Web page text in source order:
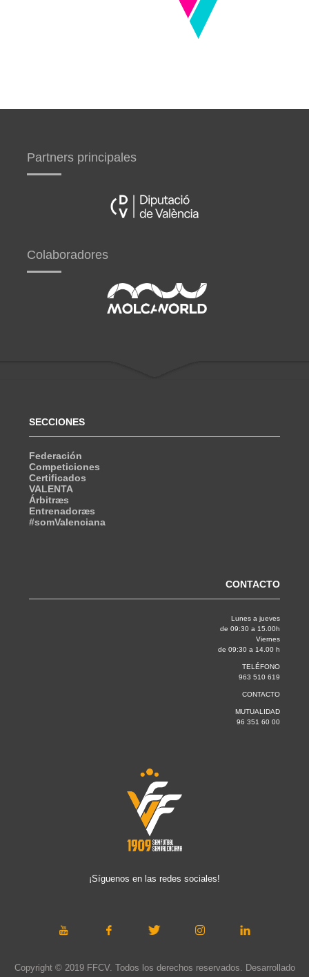
Partners principales
Colaboradores
SECCIONES
Federación
Competiciones
Certificados
VALENTA
Árbitræs
Entrenadoræs
#somValenciana
CONTACTO
Lunes a jueves
de 09:30 a 15.00h
Viernes
de 09:30 a 14.00 h
TELÉFONO
963 510 619
CONTACTO
MUTUALIDAD
96 351 60 00
¡Síguenos en las redes sociales!
Copyright © 2019 FFCV. Todos los derechos reservados. Desarrollado